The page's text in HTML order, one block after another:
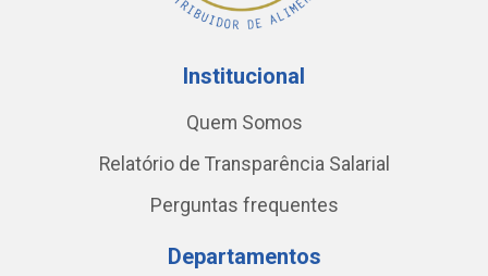
Institucional
Quem Somos
Relatório de Transparência Salarial
Perguntas frequentes
Departamentos